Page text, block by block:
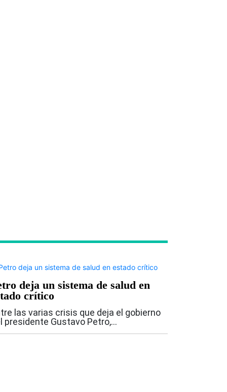
deja un sistema de salud en
crítico
las varias crisis que deja el gobierno
presidente Gustavo Petro,